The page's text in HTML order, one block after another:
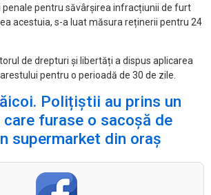
pentru săvârșirea infracțiunii de furt
acestuia, s-a luat măsura reținerii pentru 24
de drepturi și libertăți a dispus aplicarea
pentru o perioadă de 30 de zile.
Polițiștii au prins un
furase o sacoșă de
supermarket din oraș